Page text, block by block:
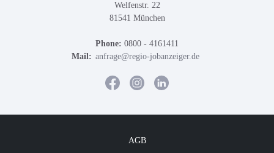
Welfenstr. 22
81541 München
Phone: 0800 - 4161411
Mail: anfrage@regio-jobanzeiger.de
AGB